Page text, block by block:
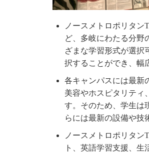
ノースメトロポリタ
ど、多岐にわたる分野
ざまな学習形式が選択
択することができ、幅
各キャンパスには最新
美容やホスピタリティ
す。そのため、学生は
らには最新の設備や技
ノースメトロポリタ
ト、英語学習支援、